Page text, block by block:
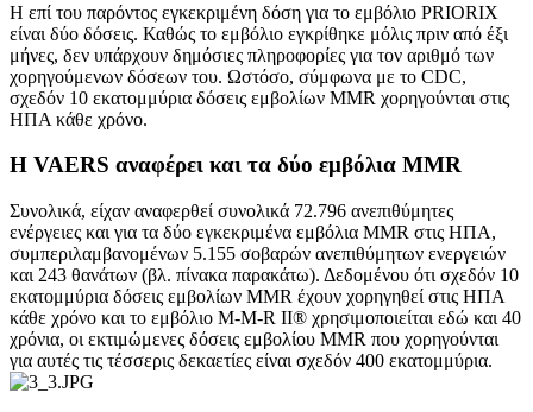
Η επί του παρόντος εγκεκριμένη δόση για το εμβόλιο PRIORIX
είναι δύο δόσεις. Καθώς το εμβόλιο εγκρίθηκε μόλις πριν από έξι
μήνες, δεν υπάρχουν δημόσιες πληροφορίες για τον αριθμό των
χορηγούμενων δόσεων του. Ωστόσο, σύμφωνα με το CDC,
σχεδόν 10 εκατομμύρια δόσεις εμβολίων MMR χορηγούνται στις
ΗΠΑ κάθε χρόνο.
Η VAERS αναφέρει και τα δύο εμβόλια MMR
Συνολικά, είχαν αναφερθεί συνολικά 72.796 ανεπιθύμητες
ενέργειες και για τα δύο εγκεκριμένα εμβόλια MMR στις ΗΠΑ,
συμπεριλαμβανομένων 5.155 σοβαρών ανεπιθύμητων ενεργειών
και 243 θανάτων (βλ. πίνακα παρακάτω). Δεδομένου ότι σχεδόν 10
εκατομμύρια δόσεις εμβολίων MMR έχουν χορηγηθεί στις ΗΠΑ
κάθε χρόνο και το εμβόλιο M-M-R II® χρησιμοποιείται εδώ και 40
χρόνια, οι εκτιμώμενες δόσεις εμβολίου MMR που χορηγούνται
για αυτές τις τέσσερις δεκαετίες είναι σχεδόν 400 εκατομμύρια.